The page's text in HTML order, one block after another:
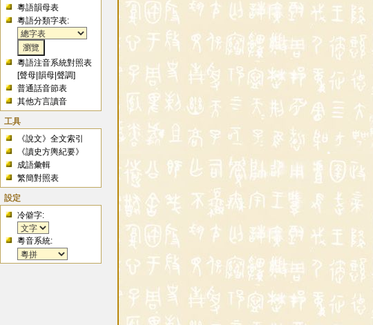
粵語韻母表
粵語分類字表:
粵語注音系統對照表
[聲母 |韻母 |聲調]
普通話音節表
其他方言讀音
工具
《說文》全文索引
《讀史方輿紀要》
成語彙輯
繁簡對照表
設定
冷僻字:
粵音系統: